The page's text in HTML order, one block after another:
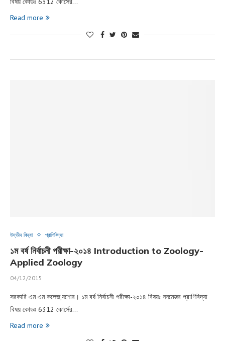
Read more
উদ্ভীদ বিদ্যা প্রাণিবিদ্যা
১ম বর্ষ নির্বাচনী পরীক্ষা-২০১৪ Introduction to Zoology-
Applied Zoology
04/12/2015
সরকারি এম এম কলেজ,যশোর। ১ম বর্ষ নির্বাচনী পরীক্ষা-২০১৪ বিষয়ঃ ননমেজর প্রাণিবিদ্যা
বিষয় কোডঃ 6312 কোর্সের…
Read more